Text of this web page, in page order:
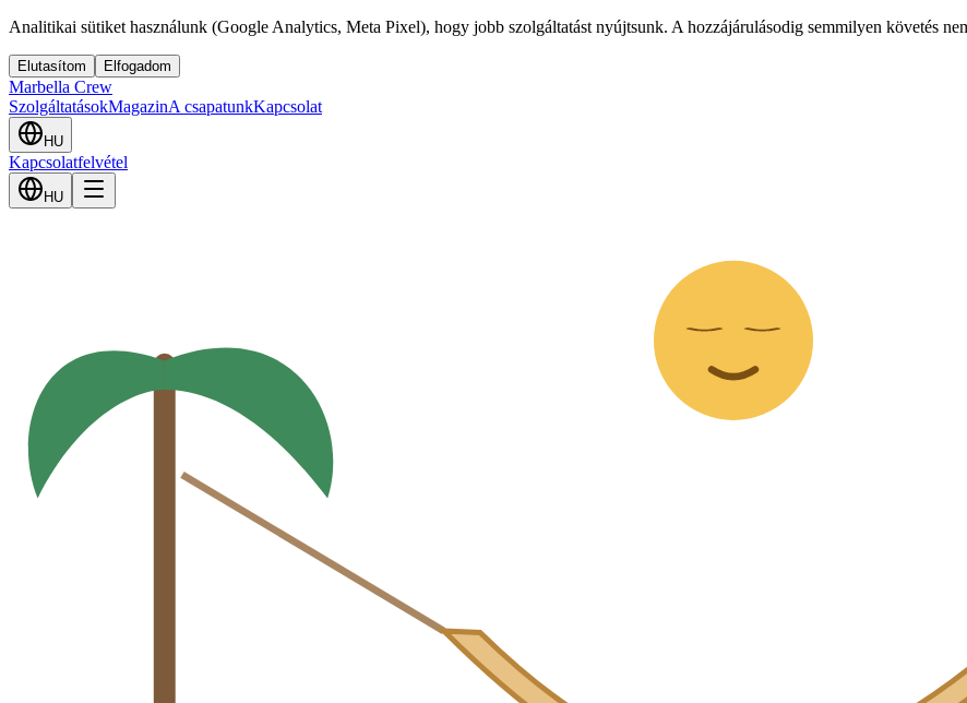
Analitikai sütiket használunk (Google Analytics, Meta Pixel), hogy jobb szolgáltatást nyújtsunk. A hozzájárulásodig semmilyen követés
Elutasítom Elfogadom
Marbella Crew
SzolgáltatásokMagazinA csapatunkKapcsolat
HU
Kapcsolatfelvétel
HU